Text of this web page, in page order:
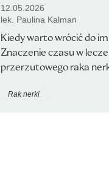
12.05.2026
lek. Paulina Kalman
Kiedy warto wrócić do
Znaczenie czasu w
przerzutowego raka
Rak nerki